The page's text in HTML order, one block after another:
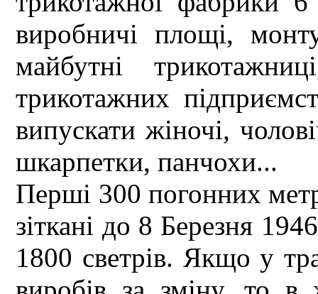
виробничі площі,
майбутні
трикотажних
випускати жіночі,
шкарпетки, панчохи...
Перші 300 погонних
зіткані до 8 Березня
1800 светрів. Якщо у